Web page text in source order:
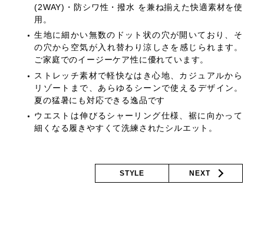
(2WAY)・防シワ性・撥水 を兼ね揃えた快適素材を使
用。
生地に細かい無数のドット状の穴が開いており、そ
の穴から空気が入れ替わり涼しさを感じられます。
ご家庭でのイージーケア性に優れています。
ストレッチ素材で軽快なはき心地、カジュアルから
リゾートまで、あらゆるシーンで使えるデザイン。
夏の猛暑にも対応できる逸品です
ウエストは伸びるシャーリング仕様、裾に向かって
細くなる履きやすくて洗練されたシルエット。
NEXT
STYLE